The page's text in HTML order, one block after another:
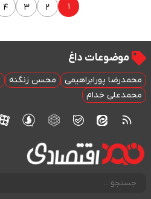
۱ ۲ ۳ ۴
موضوعات داغ
محمدرضا پورابراهیمی محسن زنگنه
محمدعلی خدام